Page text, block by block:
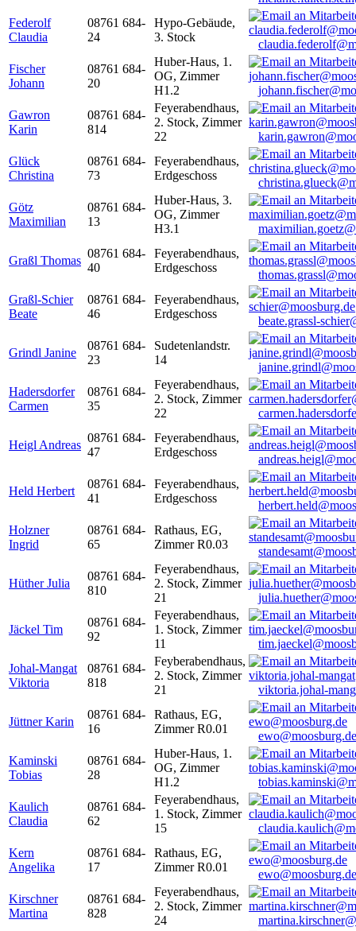
Federolf
Claudia
08761 684-
24
Hypo-Gebäude,
3. Stock
Fischer
Johann
08761 684-
20
Huber-Haus, 1.
OG, Zimmer
H1.2
Gawron
Karin
08761 684-
814
Feyerabendhaus,
2. Stock, Zimmer
22
Glück
Christina
08761 684-
73
Feyerabendhaus,
Erdgeschoss
Götz
Maximilian
08761 684-
13
Huber-Haus, 3.
OG, Zimmer
H3.1
Graßl Thomas
08761 684-
40
Feyerabendhaus,
Erdgeschoss
Graßl-Schier
Beate
08761 684-
46
Feyerabendhaus,
Erdgeschoss
beate.grassl-
Grindl Janine
08761 684-
23
Sudetenlandstr.
14
Hadersdorfer
Carmen
08761 684-
35
Feyerabendhaus,
2. Stock, Zimmer
22
Heigl Andreas
08761 684-
47
Feyerabendhaus,
Erdgeschoss
Held Herbert
08761 684-
41
Feyerabendhaus,
Erdgeschoss
Holzner
Ingrid
08761 684-
65
Rathaus, EG,
Zimmer R0.03
Hüther Julia
08761 684-
810
Feyerabendhaus,
2. Stock, Zimmer
21
Jäckel Tim
08761 684-
92
Feyerabendhaus,
1. Stock, Zimmer
11
Johal-Mangat
Viktoria
08761 684-
818
Feyberabendhaus,
2. Stock, Zimmer
21
viktoria.johal-
Jüttner Karin
08761 684-
16
Rathaus, EG,
Zimmer R0.01
ewo@moosburg.de
Kaminski
Tobias
08761 684-
28
Huber-Haus, 1.
OG, Zimmer
H1.2
Kaulich
Claudia
08761 684-
62
Feyerabendhaus,
1. Stock, Zimmer
15
Kern
Angelika
08761 684-
17
Rathaus, EG,
Zimmer R0.01
ewo@moosburg.de
Kirschner
Martina
08761 684-
828
Feyerabendhaus,
2. Stock, Zimmer
24